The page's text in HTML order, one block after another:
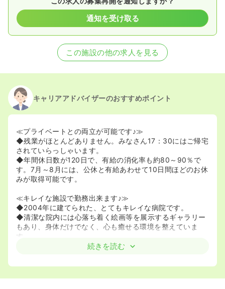
通知を受け取る
この施設の他の求人を見る
キャリアアドバイザーのおすすめポイント
≪プライベートとの両立が可能です♪≫
◆残業がほとんどありません。みなさん17：30にはご帰宅
されていらっしゃいます。
◆年間休日数が120日で、有給の消化率も約80～90％で
す。7月～8月には、公休と有給あわせて10日間ほどのお休
みが取得可能です。
≪キレイな施設で勤務出来ます♪≫
◆2004年に建てられた、とてもキレイな病院です。
◆清潔な院内には心落ち着く絵画等を展示するギャラリー
もあり、身体だけでなく、心も癒せる環境を整えていま
す。
◆全身用Ｘ線ＣＴ装置、Ｘ線用一般撮影用装置、内視鏡装
続きを読む